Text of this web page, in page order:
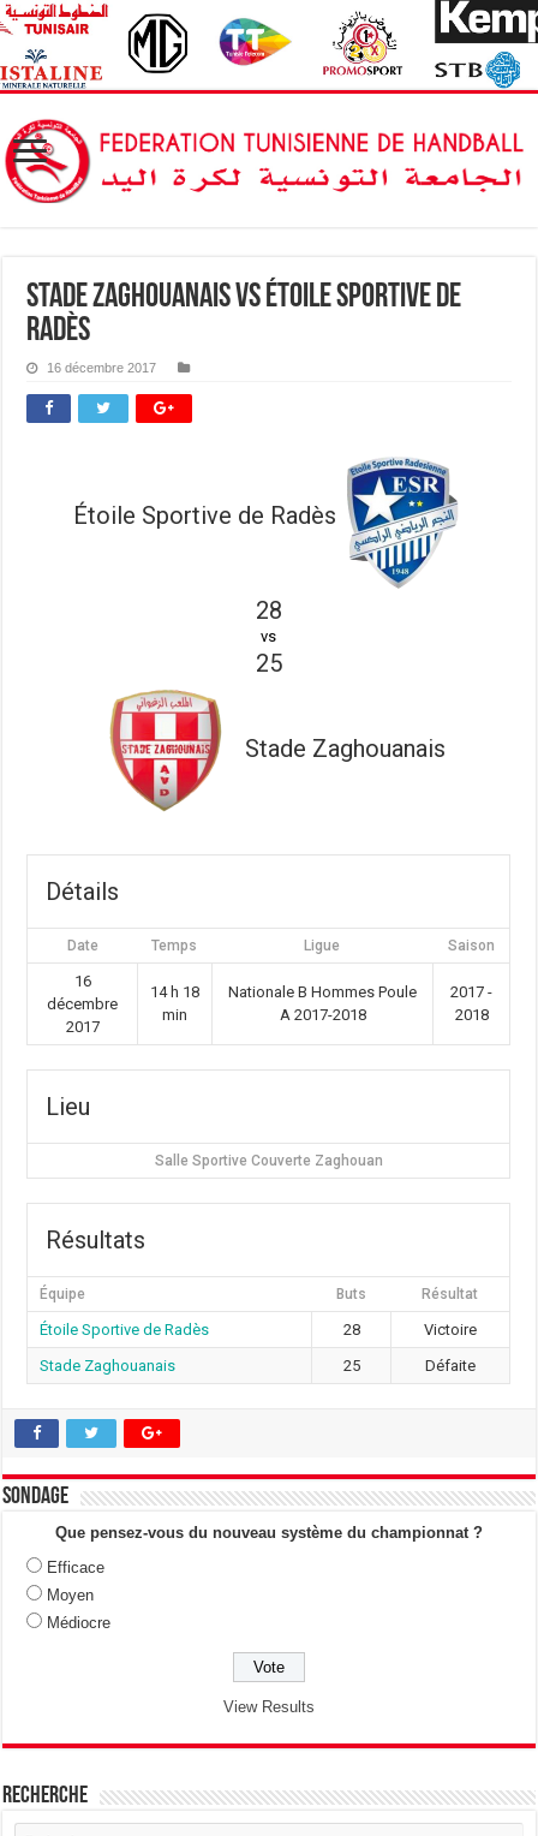
Stade Zaghouanais vs Étoile Sportive de
Radès
16 décembre 2017
Étoile Sportive de Radès
28
vs
25
Stade Zaghouanais
Détails
Date Temps Ligue Saison
16
décembre
2017
14 h 18
min
Nationale B Hommes Poule
A 2017-2018
2017 -
2018
Lieu
Salle Sportive Couverte Zaghouan
Résultats
Équipe Buts Résultat
Étoile Sportive de Radès 28
Victoire
Stade Zaghouanais
25 Défaite
Sondage
Que pensez-vous du nouveau système du championnat ?
Efficace
Moyen
Médiocre
View Results
Recherche